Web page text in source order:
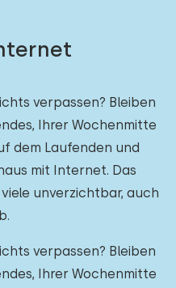
verpassen? Bleiben
Ihrer Wochenmitte
dem Laufenden und
mit Internet. Das
unverzichtbar, auch
verpassen? Bleiben
Ihrer Wochenmitte